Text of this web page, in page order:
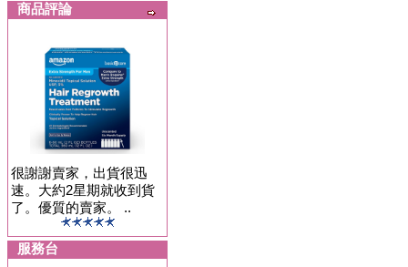
商品評論
很謝謝賣家，出貨很迅
速。大約2星期就收到貨
了。優質的賣家。 ..
服務台